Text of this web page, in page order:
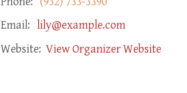
Email: lily@example.com
Website: View Organizer Website